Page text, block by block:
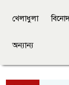
খেলাধুলা
অন্যান্য